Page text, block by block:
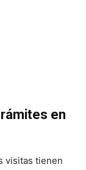
en
visitas tienen